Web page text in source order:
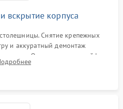
вскрытие корпуса
Снятие крепежных
и аккуратный демонтаж
Отсоединение шлейфов
к силовым платам, катушкам